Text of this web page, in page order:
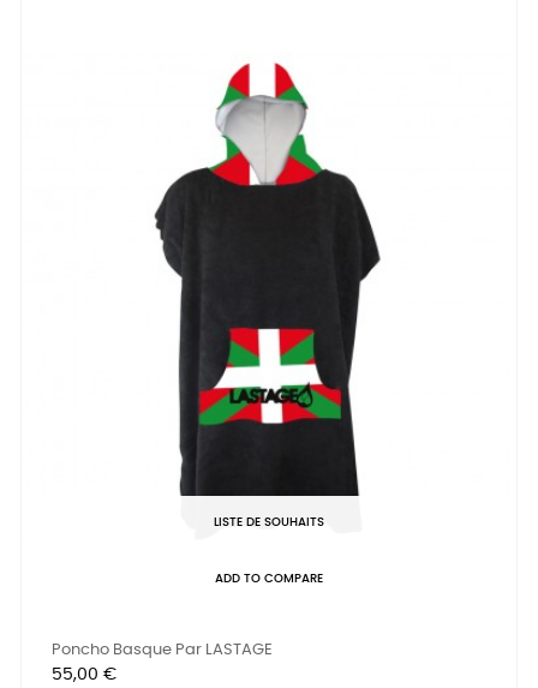
LISTE DE SOUHAITS
ADD TO COMPARE
Poncho Basque Par LASTAGE
Prix
55,00 €